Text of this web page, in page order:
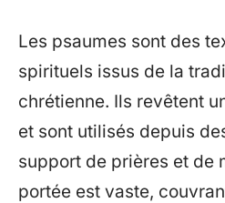
Les psaumes sont des
spirituels issus de la
chrétienne. Ils revêtent
et sont utilisés depuis
support de prières et de
portée est vaste,